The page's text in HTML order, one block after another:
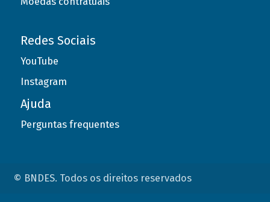
Redes Sociais
YouTube
Instagram
Ajuda
Perguntas frequentes
© BNDES. Todos os direitos reservados